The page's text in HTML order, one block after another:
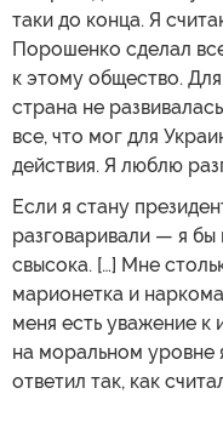
таки до конца. Я
Порошенко сделал
к этому общество.
страна не
все, что мог для
действия. Я люблю
Если я стану
разговаривали — я бы
свысока. […] Мне
марионетка и
меня есть уважение к
на моральном уровне
ответил так, как